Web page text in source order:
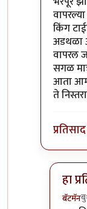
किंग
अडथळा
वापरल
सगळ
आता
ते
हा
बॅटमॅन